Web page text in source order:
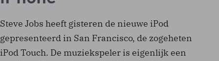
Steve Jobs heeft gisteren de nieuwe iPod
gepresenteerd in San Francisco, de zogeheten
iPod Touch. De muziekspeler is eigenlijk een